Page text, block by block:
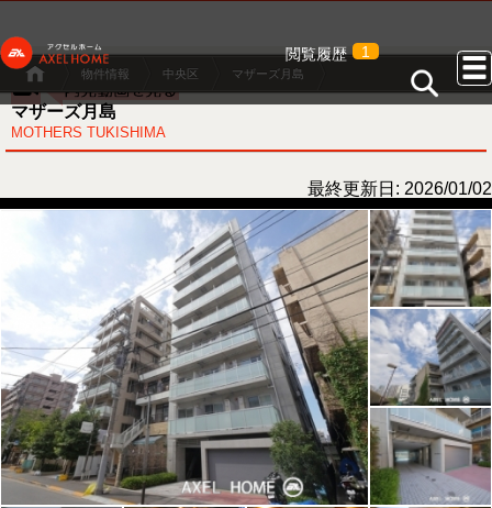
閲覧履歴 1
物件情報 中央区 マザーズ月島
マザーズ月島
MOTHERS TUKISHIMA
最終更新日: 2026/01/02